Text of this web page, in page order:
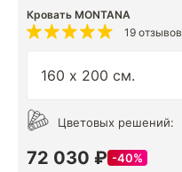
Кровать MONTANA
19 отзывов
Цветовых решений:
72 030 ₽ 40%